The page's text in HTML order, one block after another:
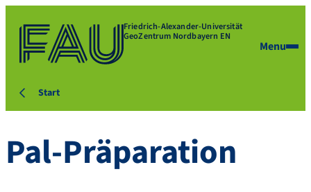
Friedrich-Alexander-Universität
GeoZentrum Nordbayern EN
Menu
Start
Pal-Präparation